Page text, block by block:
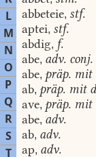
L
M
N
O
P
Q
R
S
T
abbeteie, stf.
aptei, stf.
abdig, f.
abe, adv. conj.
abe, präp. mit
ab, präp. mit
ave, präp. mit
abe, adv.
ab, adv.
ap, adv.